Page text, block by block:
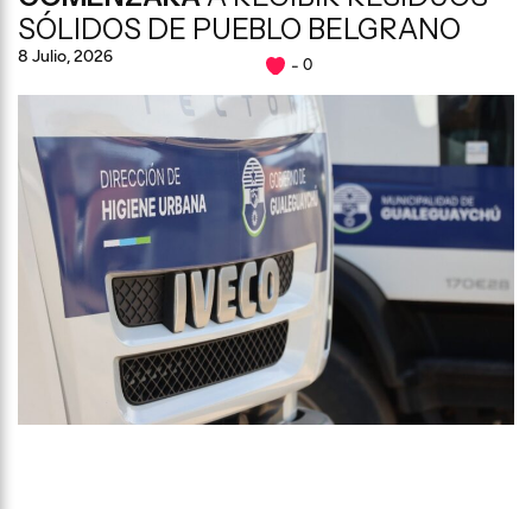
SÓLIDOS DE PUEBLO BELGRANO
8 Julio, 2026 0